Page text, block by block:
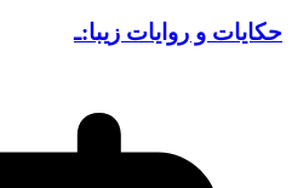
حکایات و روایات زیبا:ـ